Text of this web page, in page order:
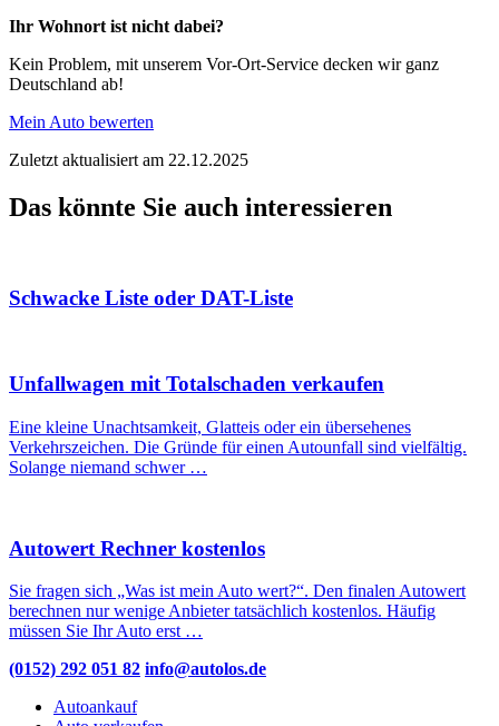
Ihr Wohnort ist nicht dabei?
Kein Problem, mit unserem Vor-Ort-Service decken wir ganz
Deutschland ab!
Mein Auto bewerten
Zuletzt aktualisiert am 22.12.2025
Das könnte Sie auch interessieren
Schwacke Liste oder DAT-Liste
Unfallwagen mit Totalschaden verkaufen
Eine kleine Unachtsamkeit, Glatteis oder ein übersehenes
Verkehrszeichen. Die Gründe für einen Autounfall sind vielfältig.
Solange niemand schwer …
Autowert Rechner kostenlos
Sie fragen sich „Was ist mein Auto wert?“. Den finalen Autowert
berechnen nur wenige Anbieter tatsächlich kostenlos. Häufig
müssen Sie Ihr Auto erst …
(0152) 292 051 82 info@autolos.de
Autoankauf